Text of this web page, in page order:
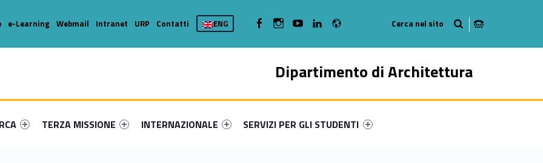
Dipartimento di Architettura
primary-11652-16
#link-menu-primary-13578-36
Link identifier #link-menu-primary-70503-46
TERZA MISSIONE
Link identifier #link-menu-primary-54167-49
INTERNAZIONALE
Link identifier #link-menu-primary-79119-57
SERVIZI PER GLI STUDENTI
e-Learning Webmail Intranet URP Contatti ENG WebMan on FacebookWebMan on Instagram
WebMan on YoutubeWebMan on Linkedin